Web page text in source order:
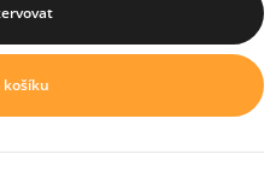
košíku